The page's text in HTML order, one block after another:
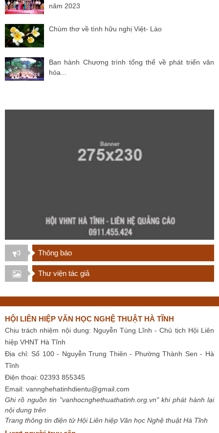
năm 2023
Chùm thơ về tình hữu nghị Việt- Lào
Ban hành Chương trình tổng thể về phát triển văn
hóa...
Thông báo
Thư viện tác giả
HỘI LIÊN HIỆP VĂN HỌC NGHỆ THUẬT HÀ TĨNH
Chịu trách nhiệm nội dung: Nguyễn Tùng Lĩnh - Chủ tịch Hội Liên
hiệp VHNT Hà Tĩnh
Địa chỉ: Số 100 - Nguyễn Trung Thiên - Phường Thành Sen - Hà
Tĩnh
Điện thoại: 02393 855345
Email: vannghehatinhdientu@gmail.com
Ghi rõ nguồn tin "vanhocnghethuathatinh.org.vn" khi phát hành lại
nội dung trên
Trang thông tin điện tử Hội Liên hiệp Văn học Nghệ thuật Hà Tĩnh